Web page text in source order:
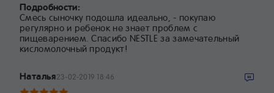
Подробности:
Смесь сыночку подошла идеально, - покупаю
регулярно и ребенок не знает проблем с
пищеварением. Спасибо NESTLE за замечательный
кисломолочный продукт!
Наталья23-02-2019 18:46